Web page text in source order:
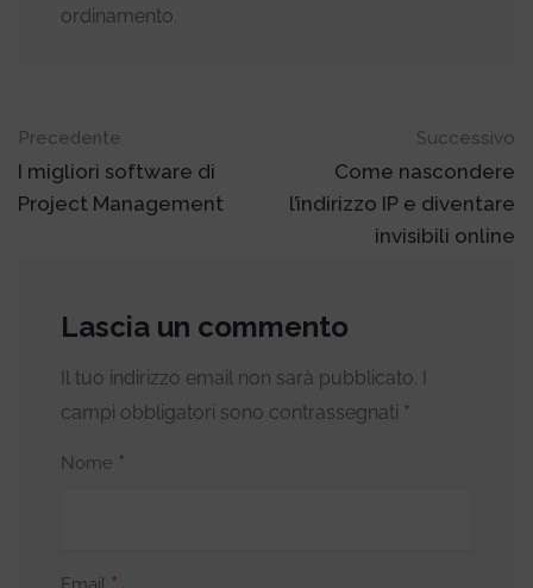
ordinamento.
Post
navigation
Precedente
I migliori software di
Project Management
Successivo
Come nascondere
l’indirizzo IP e diventare
invisibili online
Lascia un commento
Il tuo indirizzo email non sarà pubblicato.
campi obbligatori sono contrassegnati *
Nome *